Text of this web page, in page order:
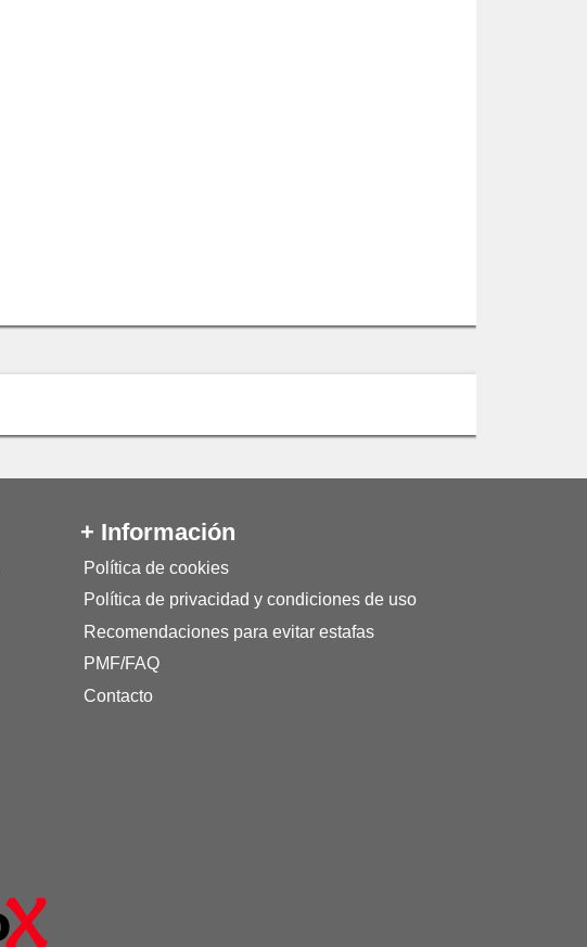
+ Información
Política de cookies
Política de privacidad y condiciones de uso
Recomendaciones para evitar estafas
PMF/FAQ
Contacto